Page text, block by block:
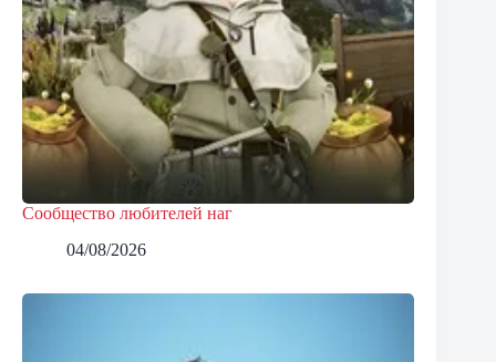
Сообщество любителей наг
04/08/2026